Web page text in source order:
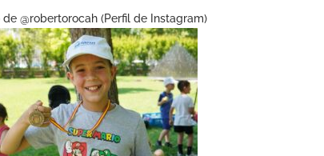
@robertorocah (Perfil de Instagram)